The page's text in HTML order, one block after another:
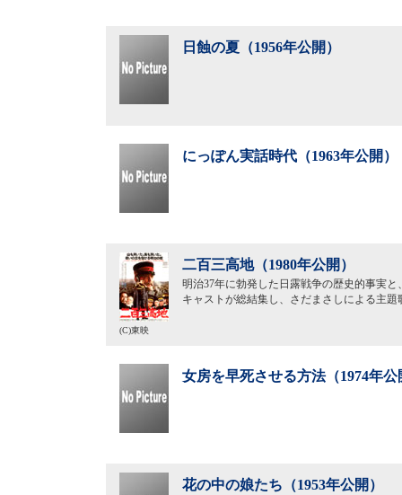
日蝕の夏（1956年公開）
にっぽん実話時代（1963年公開）
二百三高地（1980年公開）
明治37年に勃発した日露戦争の歴史的事実
キャストが総結集し、さだまさしによる主
(C)東映
女房を早死させる方法（1974年公
花の中の娘たち（1953年公開）